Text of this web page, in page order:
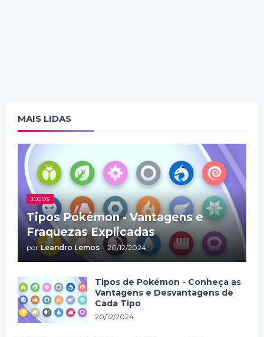
MAIS LIDAS
JOGOS
Tipos Pokémon - Vantagens e
Fraquezas Explicadas
por Leandro Lemos - 20/12/2024
Tipos de Pokémon - Conheça as
Vantagens e Desvantagens de
Cada Tipo
20/12/2024